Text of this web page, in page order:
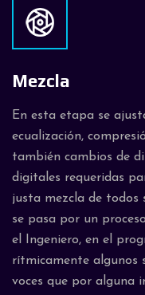
Mezcla
En esta etapa se
ecualización,
también cambios de
digitales requeridas
justa mezcla de todos
se pasa por un
el Ingeniero, en el
rítmicamente algunos
voces que por alguna